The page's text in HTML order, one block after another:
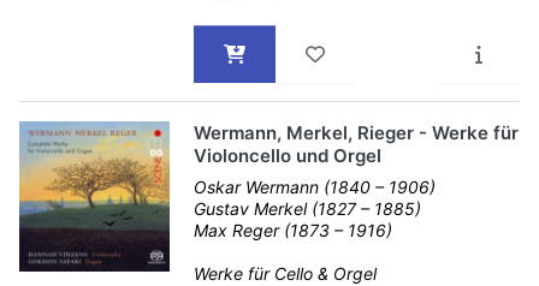
Wermann, Merkel, Rieger - Werke für
Violoncello und Orgel
Oskar Wermann (1840 – 1906)
Gustav Merkel (1827 – 1885)
Max Reger (1873 – 1916)
Werke für Cello & Orgel